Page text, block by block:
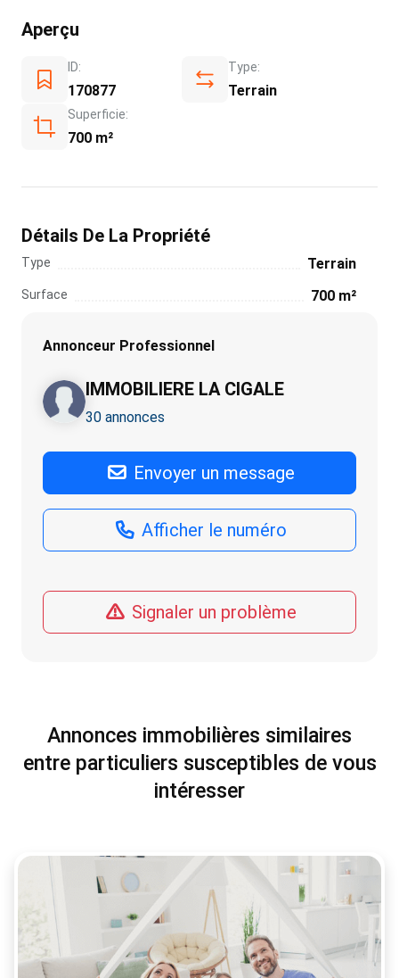
Aperçu
ID:
170877
Type:
Terrain
Superficie:
700 m²
Détails De La Propriété
Type Terrain
Surface 700 m²
Annonceur Professionnel
IMMOBILIERE LA CIGALE
30 annonces
Envoyer un message
Afficher le numéro
Signaler un problème
Annonces immobilières similaires
entre particuliers susceptibles de vous
intéresser